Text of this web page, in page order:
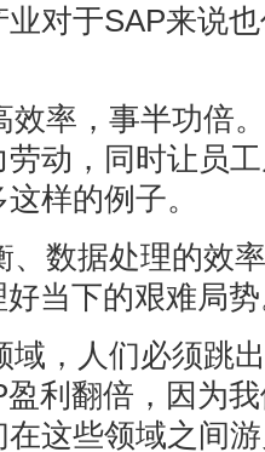
对于SAP来说
效率，事半功倍
动，同时让员
样的例子。
、数据处理的效
当下的艰难局
域，人们必须跳
利翻倍，因为
这些领域之间